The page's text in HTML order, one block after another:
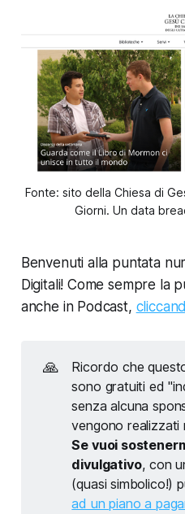
Fonte: sito della Chiesa di
Giorni. Un data
Benvenuti alla puntata
Digitali! Come sempre la
anche in Podcast,
🙏
Ricordo che
sono gratuiti ed
senza alcuna
vengono realizzati
Se vuoi
divulgativo, con
(quasi simbolico!)
ad un piano a